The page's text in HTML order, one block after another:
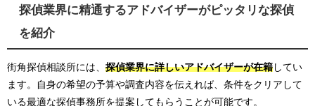
探偵業界に精通するアドバイザーがピッタリな探偵
を紹介
街角探偵相談所には、 探偵業界に詳しいアドバイザーが在籍 してい
ます。自身の希望の予算や調査内容を伝えれば、条件をクリアして
いる最適な探偵事務所を提案してもらうことが可能です。